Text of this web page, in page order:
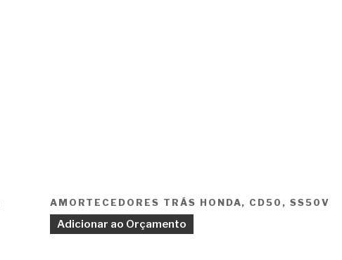
AMORTECEDORES TRÁS HONDA, CD50, SS50V
Adicionar ao Orçamento